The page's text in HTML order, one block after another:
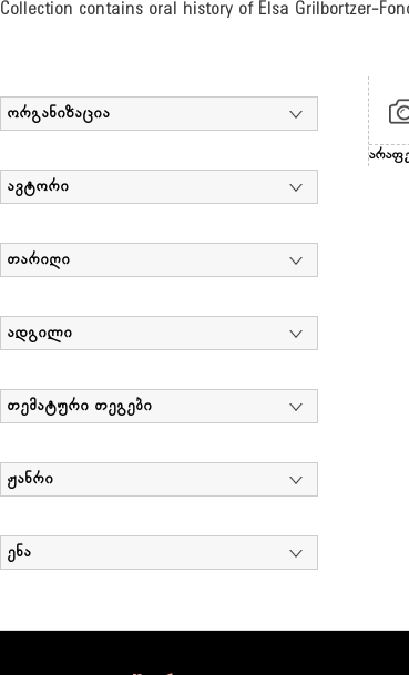
Collection contains oral history of Elsa Grilbortzer-
ორგანიზაცია
ავტორი
თარიღი
ადგილი
თემატური თეგები
ჟანრი
ენა